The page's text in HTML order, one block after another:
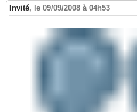
Invité, le 09/09/2008 à 04h53